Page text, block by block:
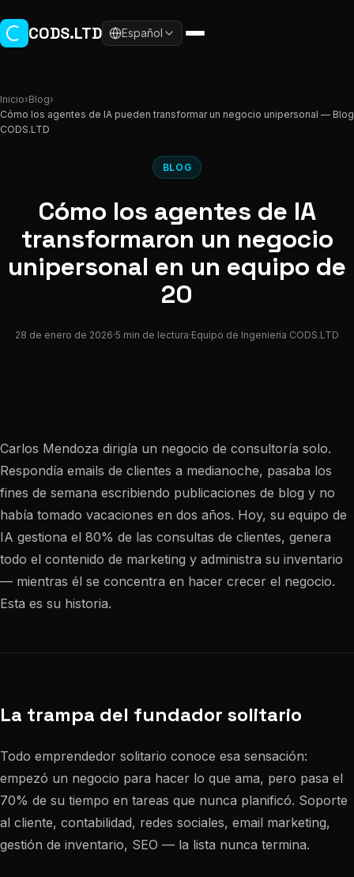
CODS.LTD Español
Inicio›Blog›
Cómo los agentes de IA pueden transformar un negocio unipersonal — Blog
CODS.LTD
BLOG
Cómo los agentes de IA
transformaron un negocio
unipersonal en un equipo de
20
28 de enero de 2026·5 min de lectura·Equipo de Ingeniería CODS.LTD
Carlos Mendoza dirigía un negocio de consultoría solo.
Respondía emails de clientes a medianoche, pasaba los
fines de semana escribiendo publicaciones de blog y no
había tomado vacaciones en dos años. Hoy, su equipo de
IA gestiona el 80% de las consultas de clientes, genera
todo el contenido de marketing y administra su inventario
— mientras él se concentra en hacer crecer el negocio.
Esta es su historia.
La trampa del fundador solitario
Todo emprendedor solitario conoce esa sensación:
empezó un negocio para hacer lo que ama, pero pasa el
70% de su tiempo en tareas que nunca planificó. Soporte
al cliente, contabilidad, redes sociales, email marketing,
gestión de inventario, SEO — la lista nunca termina.